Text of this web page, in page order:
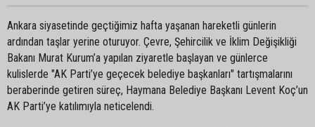
Ankara siyasetinde geçtiğimiz hafta yaşanan hareketli günlerin
ardından taşlar yerine oturuyor. Çevre, Şehircilik ve İklim Değişikliği
Bakanı Murat Kurum’a yapılan ziyaretle başlayan ve günlerce
kulislerde "AK Parti’ye geçecek belediye başkanları" tartışmalarını
beraberinde getiren süreç, Haymana Belediye Başkanı Levent Koç’un
AK Parti’ye katılımıyla neticelendi.